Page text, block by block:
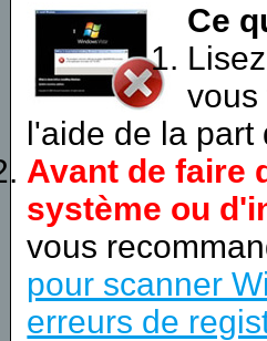
Ce
vous
l'aide de la part
Avant de faire
système ou
vous
pour scanner
erreurs de